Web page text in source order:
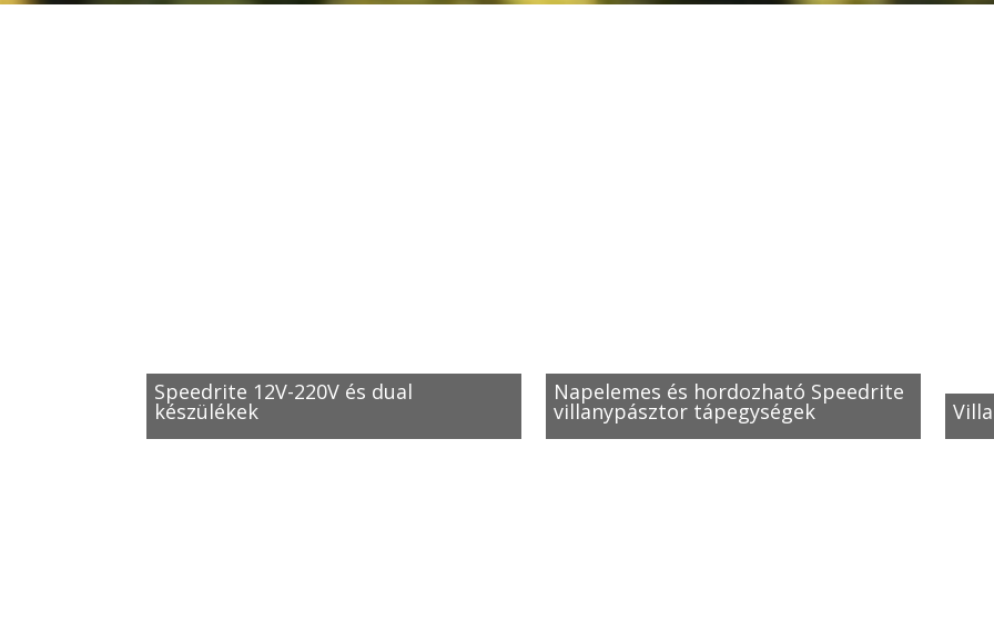
Speedrite 12V-220V és dual
készülékek
Napelemes és hordozható Speedrite
villanypásztor tápegységek